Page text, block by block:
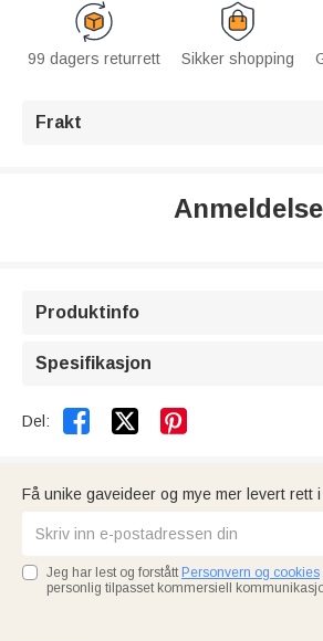
99 dagers returrett Sikker shopping
Frakt
Anmeldelse
Produktinfo
Spesifikasjon
Del:  
Få unike gaveideer og mye mer levert rett
Jeg har lest og forstått Personvern og cookies
personlig tilpasset kommersiell